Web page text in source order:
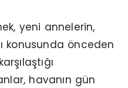
yeni annelerin,
konusunda önceden
havanın gün